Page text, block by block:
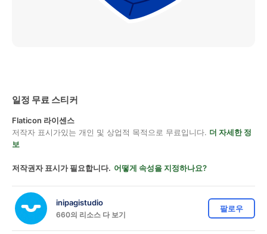
일정 무료 스티커
Flaticon 라이센스
저작자 표시가있는 개인 및 상업적 목적으로 무료입니다. 더 자세한 정
보
저작권자 표시가 필요합니다. 어떻게 속성을 지정하나요?
inipagistudio
660의 리소스 다 보기
팔로우